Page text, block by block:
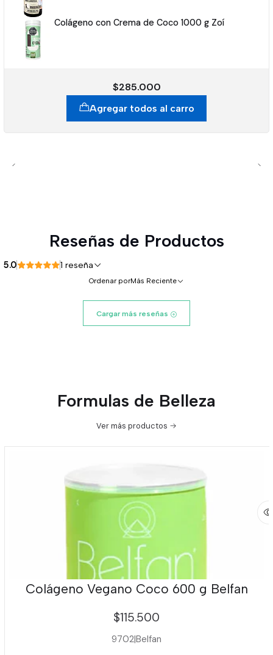
Colágeno con Crema de Coco 1000 g Zoí
$285.000
Agregar todos al carro
Reseñas de Productos
5.0 1 reseña
Ordenar porMás Reciente
Cargar más reseñas
Formulas de Belleza
Ver más productos
Colágeno Vegano Coco 600 g Belfan
$115.500
9702|Belfan